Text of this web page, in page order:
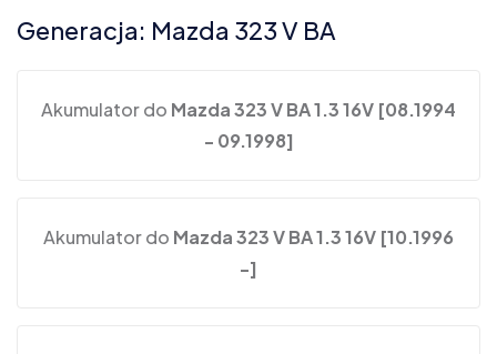
Generacja: Mazda 323 V BA
Akumulator do Mazda 323 V BA 1.3 16V [08.1994
- 09.1998]
Akumulator do Mazda 323 V BA 1.3 16V [10.1996
-]